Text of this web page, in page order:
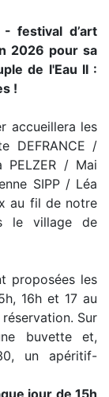
festival d’art
2026 pour sa
de l'Eau II :
!
accueillera les
DEFRANCE /
PELZER / Mai
SIPP / Léa
au fil de notre
le village de
proposées les
16h et 17 au
Sur
buvette et,
un apéritif-
jour de 15h